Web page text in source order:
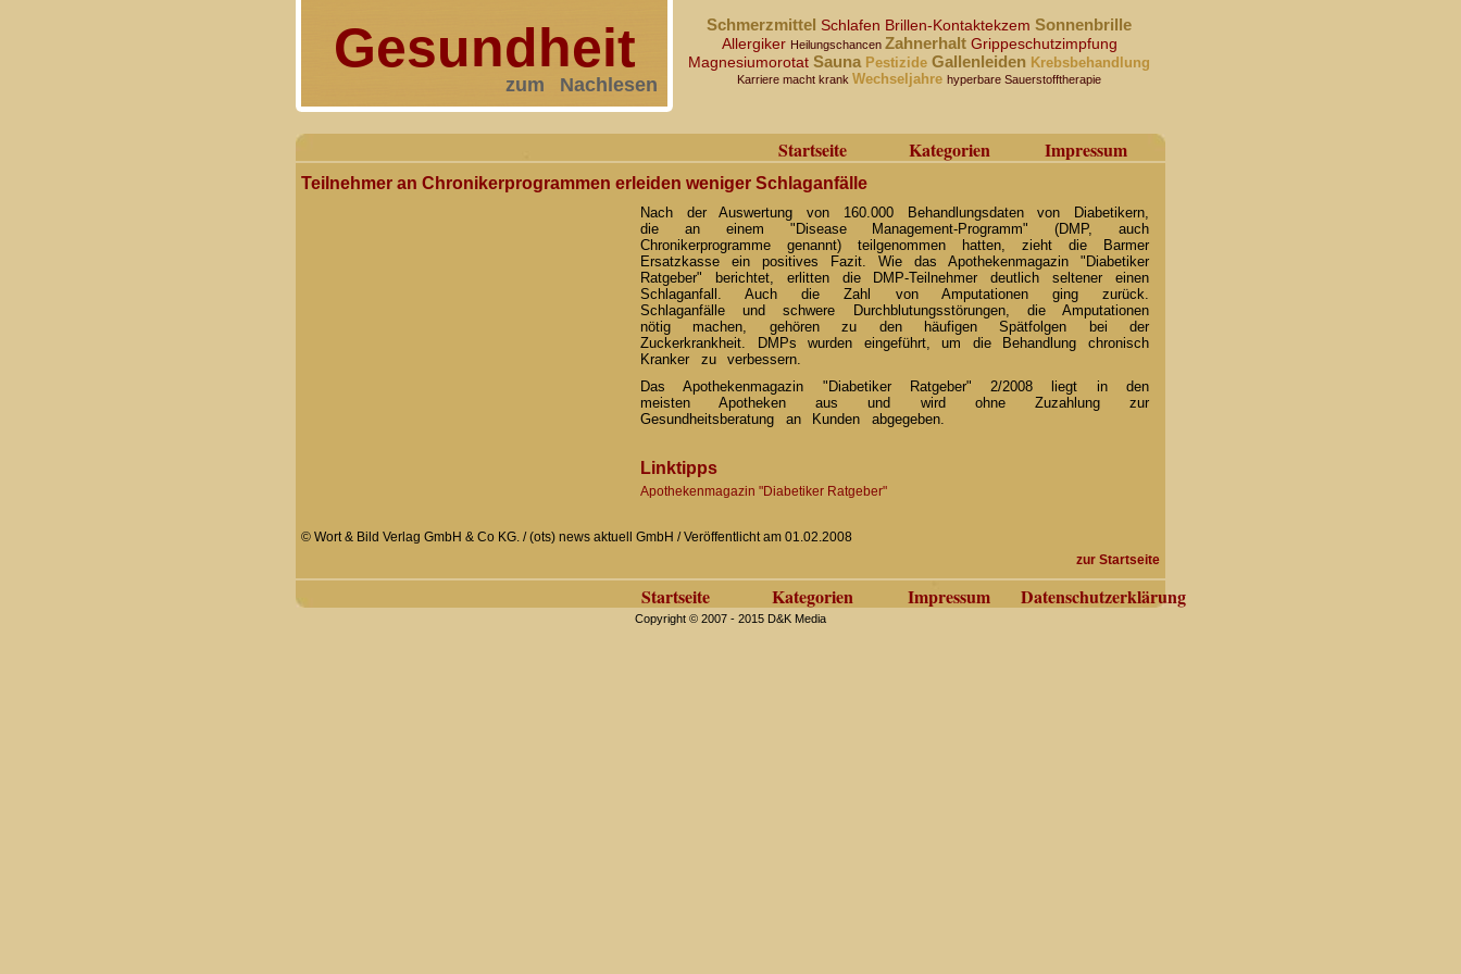
Gesundheit
zum Nachlesen
Schmerzmittel Schlafen Brillen-Kontaktekzem Sonnenbrille
Allergiker Heilungschancen Zahnerhalt Grippeschutzimpfung
Magnesiumorotat Sauna Pestizide Gallenleiden Krebsbehandlung
Karriere macht krank Wechseljahre hyperbare Sauerstofftherapie
Startseite Kategorien Impressum
Teilnehmer an Chronikerprogrammen erleiden weniger Schlaganfälle
Nach der Auswertung von 160.000 Behandlungsdaten von Diabetikern,
die an einem "Disease Management-Programm" (DMP, auch
Chronikerprogramme genannt) teilgenommen hatten, zieht die Barmer
Ersatzkasse ein positives Fazit. Wie das Apothekenmagazin "Diabetiker
Ratgeber" berichtet, erlitten die DMP-Teilnehmer deutlich seltener einen
Schlaganfall. Auch die Zahl von Amputationen ging zurück.
Schlaganfälle und schwere Durchblutungsstörungen, die Amputationen
nötig machen, gehören zu den häufigen Spätfolgen bei der
Zuckerkrankheit. DMPs wurden eingeführt, um die Behandlung chronisch
Kranker zu verbessern.
Das Apothekenmagazin "Diabetiker Ratgeber" 2/2008 liegt in den
meisten Apotheken aus und wird ohne Zuzahlung zur
Gesundheitsberatung an Kunden abgegeben.
Linktipps
Apothekenmagazin "Diabetiker Ratgeber"
© Wort & Bild Verlag GmbH & Co KG. / (ots) news aktuell GmbH / Veröffentlicht am 01.02.2008
zur Startseite
Startseite Kategorien Impressum Datenschutzerklärung
Copyright © 2007 - 2015 D&K Media